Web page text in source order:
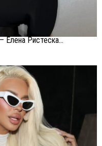
Елена Ристеска...